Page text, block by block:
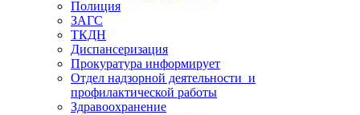
Полиция
ЗАГС
ТКДН
Диспансеризация
Прокуратура информирует
Отдел надзорной деятельности и
профилактической работы
Здравоохранение